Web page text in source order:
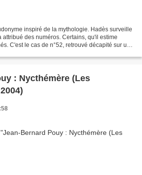
inspiré de la mythologie. Hadès surveille
des numéros. Certains, qu'il estime
C'est le cas de n°52, retrouvé décapité sur un
: Nycthémère (Les